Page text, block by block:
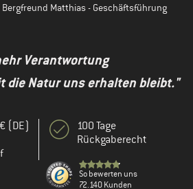
Bergfreund Matthias - Geschäftsführung
Verantwortung
die Natur uns erhalten bleibt."
(DE)
100 Tage
Rückgaberecht
So bewerten uns
72.140 Kunden